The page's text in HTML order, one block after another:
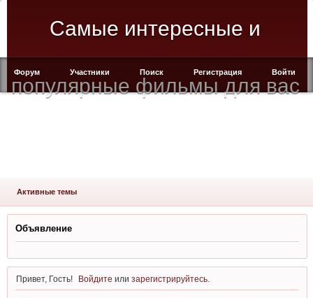
Cамые интересные и
популярные фильмы для вас
Форум Участники Поиск Регистрация Войти
Активные темы
Объявление
Привет, Гость! Войдите илизарегистрируйтесь